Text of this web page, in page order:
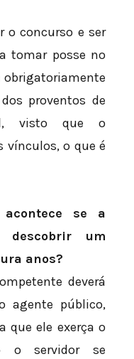
o concurso e ser
tomar posse no
obrigatoriamente
proventos de
visto que o
vínculos, o que é
se a
descobrir um
anos?
deverá
agente público,
que ele exerça o
o servidor se